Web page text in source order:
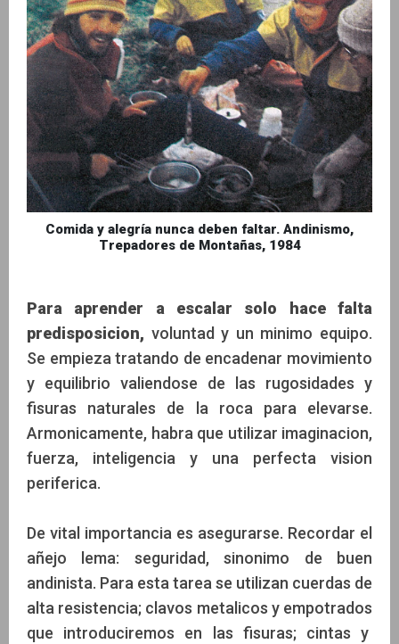
Comida y alegría nunca deben faltar. Andinismo,
Trepadores de Montañas, 1984
Para aprender a escalar solo hace falta
predisposicion, voluntad y un minimo equipo.
Se empieza tratando de encadenar movimiento
y equilibrio valiendose de las rugosidades y
fisuras naturales de la roca para elevarse.
Armonicamente, habra que utilizar imaginacion,
fuerza, inteligencia y una perfecta vision
periferica.
De vital importancia es asegurarse. Recordar el
añejo lema: seguridad, sinonimo de buen
andinista. Para esta tarea se utilizan cuerdas de
alta resistencia; clavos metalicos y empotrados
que introduciremos en las fisuras; cintas y